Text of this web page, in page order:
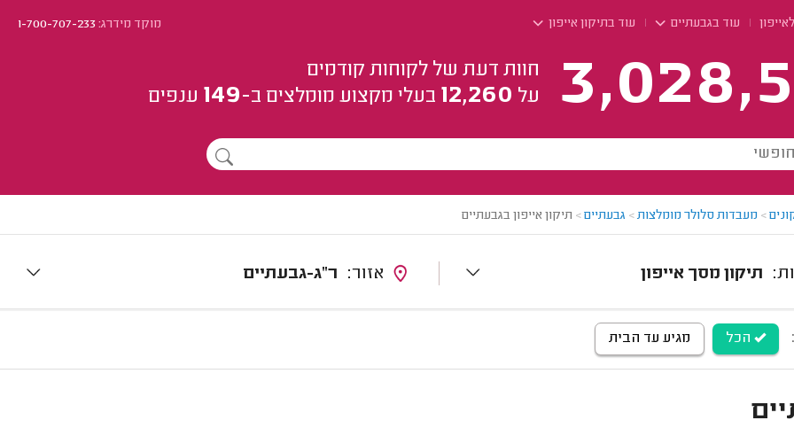
עוד בגבעתיים עוד בתיקון אייפון מוקד מידרג:1-700-707-233
חוות דעת של לקוחות קודמים
על 12,260 בעלי מקצוע מומלצים ב-149 ענפים
> מעבדות סלולר מומלצות> גבעתיים> תיקון אייפון בגבעתיים
תיקון מסך אייפון ר"ג-גבעתיים
הכל מגיע עד הבית